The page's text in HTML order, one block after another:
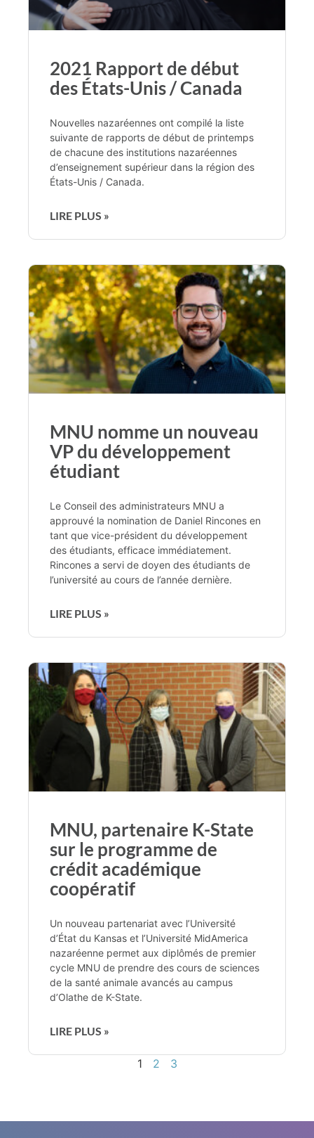
2021 Rapport de début
des États-Unis / Canada
Nouvelles nazaréennes ont compilé la liste
suivante de rapports de début de printemps
de chacune des institutions nazaréennes
d’enseignement supérieur dans la région des
États-Unis / Canada.
LIRE PLUS »
MNU nomme un nouveau
VP du développement
étudiant
Le Conseil des administrateurs MNU a
approuvé la nomination de Daniel Rincones en
tant que vice-président du développement
des étudiants, efficace immédiatement.
Rincones a servi de doyen des étudiants de
l’université au cours de l’année dernière.
LIRE PLUS »
MNU, partenaire K-State
sur le programme de
crédit académique
coopératif
Un nouveau partenariat avec l’Université
d’État du Kansas et l’Université MidAmerica
nazaréenne permet aux diplômés de premier
cycle MNU de prendre des cours de sciences
de la santé animale avancés au campus
d’Olathe de K-State.
LIRE PLUS »
1 2 3